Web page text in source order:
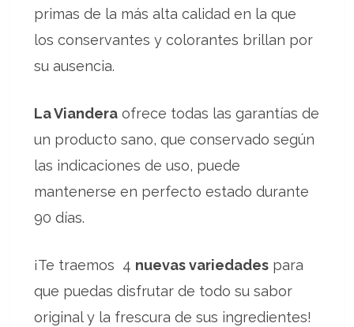
primas de la más alta calidad en la que
los conservantes y colorantes brillan por
su ausencia.
La Viandera ofrece todas las garantías de
un producto sano, que conservado según
las indicaciones de uso, puede
mantenerse en perfecto estado durante
90 días.
¡Te traemos 4 nuevas variedades para
que puedas disfrutar de todo su sabor
original y la frescura de sus ingredientes!